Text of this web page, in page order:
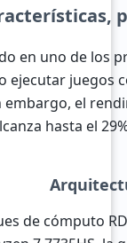
en uno de los
ejecutar juegos
el
hasta el
de cómputo